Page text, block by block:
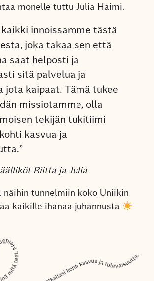
monelle tuttu Julia Haimi.
kaikki innoissamme tästä
joka takaa sen että
saat helposti ja
sitä palvelua ja
jota kaipaat. Tämä tukee
missiotamme, olla
tekijän tukitiimi
kasvua ja
Riitta ja Julia
näihin tunnelmiin koko Uniikin
kaikille ihanaa juhannusta